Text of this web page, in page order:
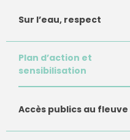
Sur l’eau, respect
Plan d’action et
sensibilisation
Accès publics au fleuve